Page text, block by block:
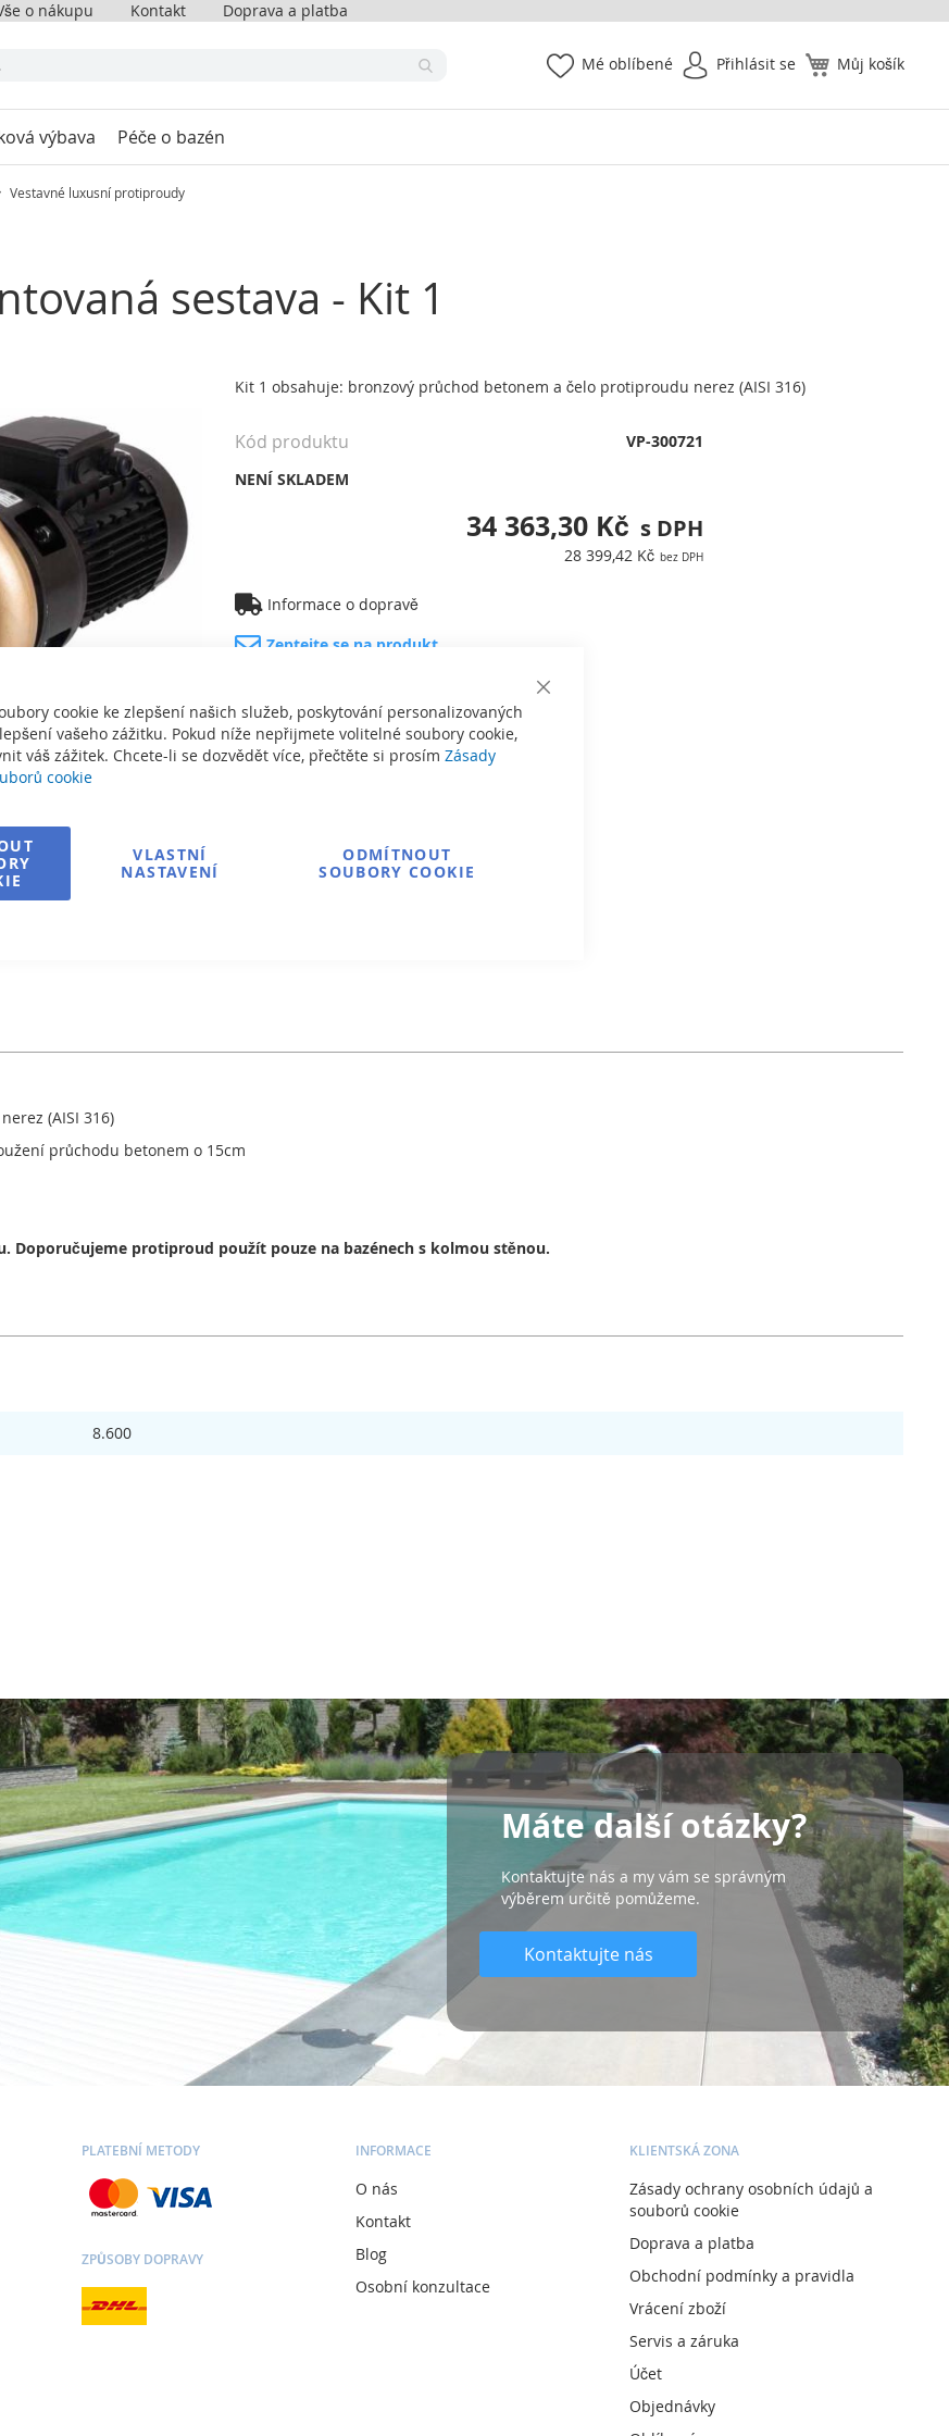
Close
cookie ke zlepšení našich služeb, poskytování personalizovaných
vašeho zážitku. Pokud níže nepřijmete volitelné soubory cookie,
váš zážitek. Chcete-li se dozvědět více, přečtěte si prosím Zásady
cookie
VLASTNÍ
NASTAVENÍ
ODMÍTNOUT
SOUBORY COOKIE
o nákupu Kontakt Doprava a platba
Můj košík
Mé oblíbené Přihlásit se
výbava Péče o bazén
Vestavné luxusní protiproudy
sestava - Kit 1
Kit 1 obsahuje: bronzový průchod betonem a čelo protiproudu nerez (AISI 316)
34 363,30 Kč
28 399,42 Kč
NENÍ SKLADEM
Kód produktu VP-300721
Informace o dopravě
Zeptejte se na produkt
(AISI 316)
průchodu betonem o 15cm
Doporučujeme protiproud použít pouze na bazénech s kolmou stěnou.
8.600
Máte další otázky?
Kontaktujte nás a my vám se správným
výběrem určitě pomůžeme.
Kontaktujte nás
PLATEBNÍ METODY
ZPŮSOBY DOPRAVY
INFORMACE
O nás
Kontakt
Blog
Osobní konzultace
KLIENTSKÁ ZONA
Zásady ochrany osobních údajů a
souborů cookie
Doprava a platba
Obchodní podmínky a pravidla
Vrácení zboží
Servis a záruka
Účet
Objednávky